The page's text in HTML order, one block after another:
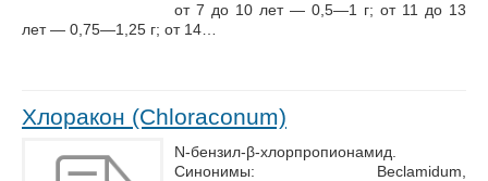
от 7 до 10 лет — 0,5—1 г; от 11 до 13
лет — 0,75—1,25 г; от 14…
Хлоракон (Chloraconum)
N-бензил-β-хлорпропионамид.
Синонимы: Beclamidum,